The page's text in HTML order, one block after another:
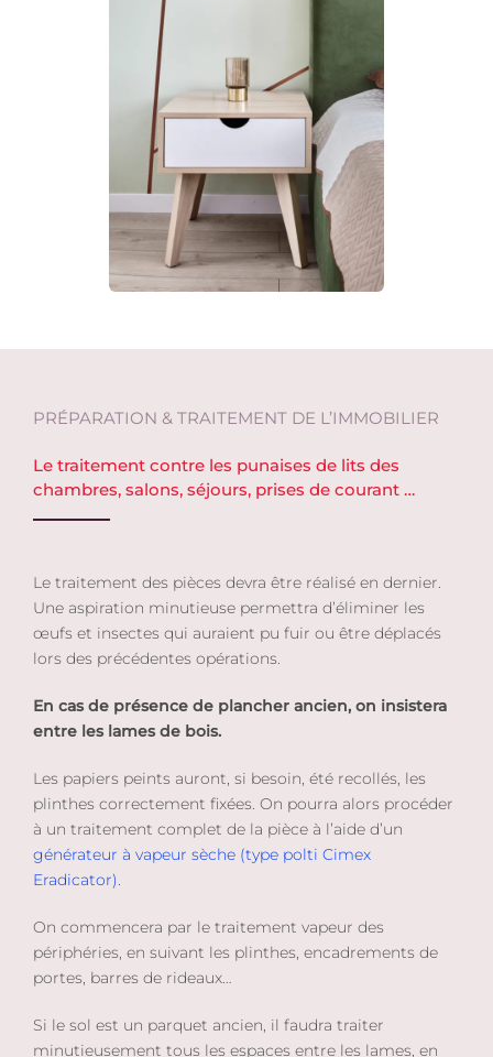
PRÉPARATION & TRAITEMENT DE L’IMMOBILIER
Le traitement contre les punaises de lits des
chambres, salons, séjours, prises de courant …
Le traitement des pièces devra être réalisé en dernier.
Une aspiration minutieuse permettra d’éliminer les
œufs et insectes qui auraient pu fuir ou être déplacés
lors des précédentes opérations.
En cas de présence de plancher ancien, on insistera
entre les lames de bois.
Les papiers peints auront, si besoin, été recollés, les
plinthes correctement fixées. On pourra alors procéder
à un traitement complet de la pièce à l’aide d’un
générateur à vapeur sèche (type polti Cimex
Eradicator).
On commencera par le traitement vapeur des
périphéries, en suivant les plinthes, encadrements de
portes, barres de rideaux…
Si le sol est un parquet ancien, il faudra traiter
minutieusement tous les espaces entre les lames, en